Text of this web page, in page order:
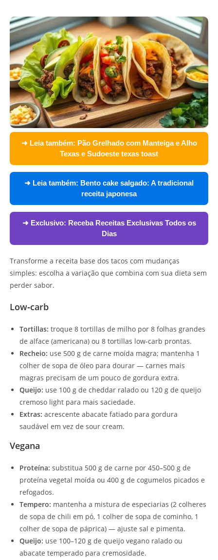
➜ Leia também: Pão Grelhado com Manteiga e Alho
Texas e Sudoeste texas toast
➜ Leia também: Bento cake salgado: A tradicional
receita japonesa
➜ Exclusivo: Receba Receitas Exclusivas Todos os
Dias
Transforme a receita base dos tacos com mudanças
simples: escolha a variação que combina com sua dieta sem
perder sabor.
Low‑carb
Tortillas: troque 8 tortillas de milho por 8 folhas grandes
de alface (americana) ou 8 tortillas low‑carb prontas.
Recheio: use 500 g de carne moída magra; mantenha 1
colher de sopa de óleo para dourar — carnes mais
magras precisam de um pouco de gordura extra.
Queijo: use 100 g de cheddar ralado ou 120 g de queijo
cremoso light para mais saciedade.
Extras: acrescente abacate fatiado para gordura
saudável em vez de sour cream.
Vegana
Proteína: substitua 500 g de carne por 450–500 g de
proteína vegetal moída ou 400 g de cogumelos picados e
refogados.
Tempero: mantenha a mistura de especiarias (2 colheres
de sopa de chili em pó, 1 colher de sopa de cominho, 1
colher de sopa de páprica) — ajuste sal e pimenta.
Queijo: use 100–120 g de queijo vegano ralado ou
abacate temperado para cremosidade.